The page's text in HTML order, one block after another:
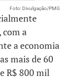
Foto: Divulgação/PMG
com a
a economia
mais de 60
R$ 800 mil